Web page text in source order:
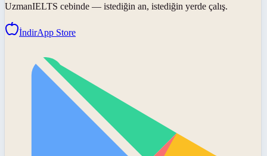
UzmanIELTS cebinde — istediğin an, istediğin yerde çalış.
İndirApp Store